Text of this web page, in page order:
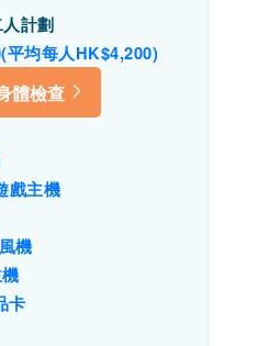
計劃
平均每人HK$4,200)
體檢查
戲主機
機
卡